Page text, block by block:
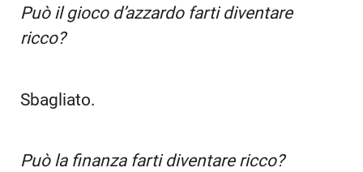
Può il gioco d’azzardo farti diventare
ricco?
Sbagliato.
Può la finanza farti diventare ricco?